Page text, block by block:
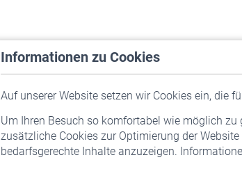
Informationen zu Cookies
Auf unserer Website setzen wir Cookies ein, die
Um Ihren Besuch so komfortabel wie möglich
zusätzliche Cookies zur Optimierung der
bedarfsgerechte Inhalte anzuzeigen.